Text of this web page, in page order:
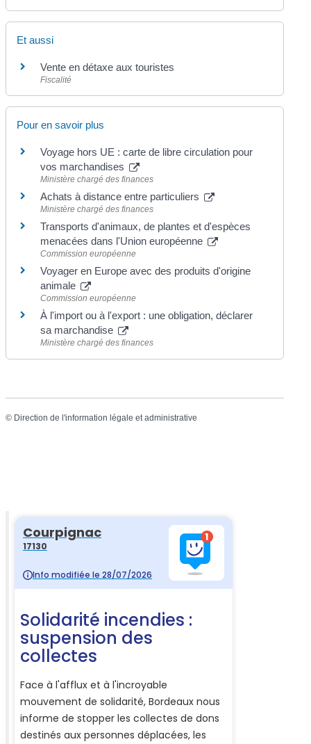
Et aussi
Vente en détaxe aux touristes
Fiscalité
Pour en savoir plus
Voyage hors UE : carte de libre circulation pour
vos marchandises
Ministère chargé des finances
Achats à distance entre particuliers
Ministère chargé des finances
Transports d'animaux, de plantes et d'espèces
menacées dans l'Union européenne
Commission européenne
Voyager en Europe avec des produits d'origine
animale
Commission européenne
À l'import ou à l'export : une obligation, déclarer
sa marchandise
Ministère chargé des finances
© Direction de l'information légale et administrative